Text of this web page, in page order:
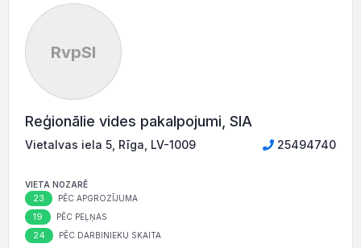
RvpSI
Reģionālie vides pakalpojumi, SIA
Vietalvas iela 5, Rīga, LV-1009 25494740
VIETA NOZARĒ
23 PĒC APGROZĪJUMA
19 PĒC PEĻŅAS
24 PĒC DARBINIEKU SKAITA